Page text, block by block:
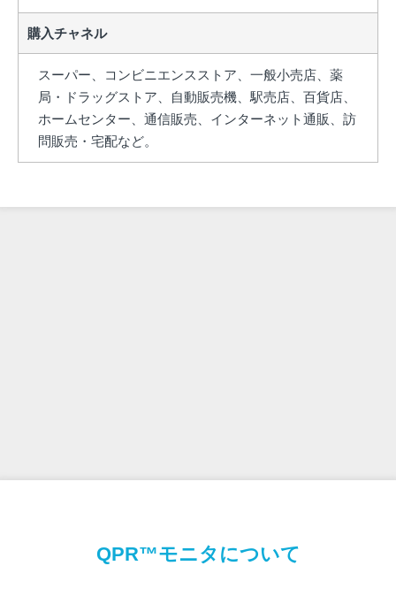
購入チャネル
スーパー、コンビニエンスストア、一般小売店、薬
局・ドラッグストア、自動販売機、駅売店、百貨店、
ホームセンター、通信販売、インターネット通販、訪
問販売・宅配など。
QPR™モニタについて